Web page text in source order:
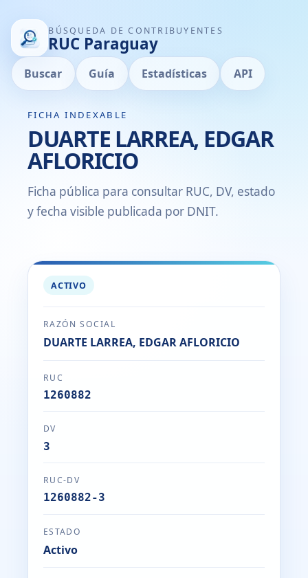
BÚSQUEDA DE CONTRIBUYENTES
RUC Paraguay
Buscar Guía Estadísticas API
FICHA INDEXABLE
DUARTE LARREA, EDGAR
AFLORICIO
Ficha pública para consultar RUC, DV, estado
y fecha visible publicada por DNIT.
ACTIVO
RAZÓN SOCIAL
DUARTE LARREA, EDGAR AFLORICIO
RUC
1260882
DV
3
RUC-DV
1260882-3
ESTADO
Activo